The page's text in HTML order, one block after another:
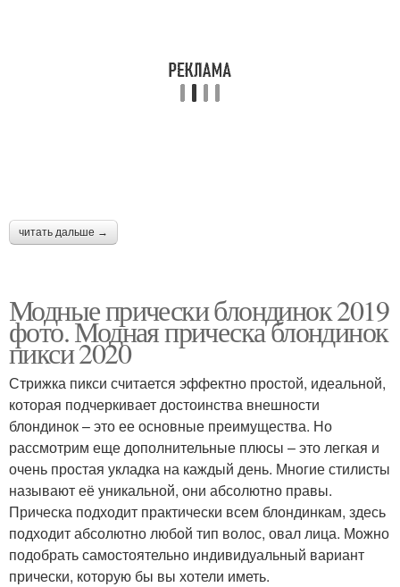
читать дальше →
Модные прически блондинок 2019
фото. Модная прическа блондинок
пикси 2020
Стрижка пикси считается эффектно простой, идеальной,
которая подчеркивает достоинства внешности
блондинок – это ее основные преимущества. Но
рассмотрим еще дополнительные плюсы – это легкая и
очень простая укладка на каждый день. Многие стилисты
называют её уникальной, они абсолютно правы.
Прическа подходит практически всем блондинкам, здесь
подходит абсолютно любой тип волос, овал лица. Можно
подобрать самостоятельно индивидуальный вариант
прически, которую бы вы хотели иметь.